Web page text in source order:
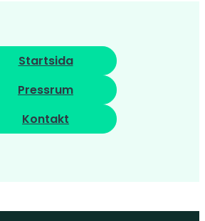
Startsida
Pressrum
Kontakt